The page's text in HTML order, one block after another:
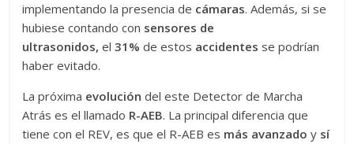
implementando la presencia de cámaras. Además, si se
hubiese contando con sensores de
ultrasonidos,el31% de estos accidentes se podrían
haber evitado.
La próxima evolución del este Detector de Marcha
Atrás es el llamado R-AEB. La principal diferencia que
tiene con el REV, es que el R-AEB es más avanzado y sí